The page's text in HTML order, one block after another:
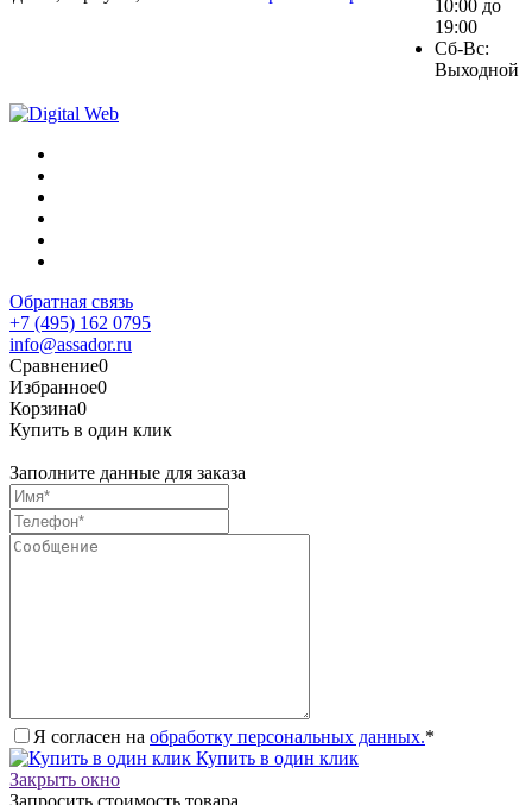
10:00 до
19:00
Сб-Вс:
Выходной
Обратная связь
+7 (495) 162 0795
info@assador.ru
Сравнение0
Избранное0
Корзина0
Купить в один клик
Заполните данные для заказа
Я согласен на обработку персональных данных.*
Купить в один клик
Закрыть окно
Запросить стоимость товара